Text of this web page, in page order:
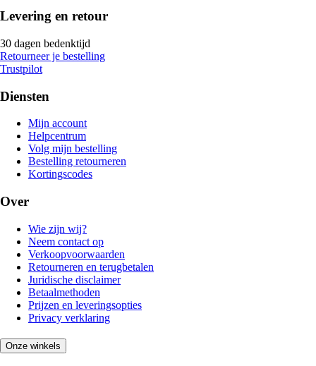
Levering en retour
30 dagen bedenktijd
Retourneer je bestelling
Trustpilot
Diensten
Mijn account
Helpcentrum
Volg mijn bestelling
Bestelling retourneren
Kortingscodes
Over
Wie zijn wij?
Neem contact op
Verkoopvoorwaarden
Retourneren en terugbetalen
Juridische disclaimer
Betaalmethoden
Prijzen en leveringsopties
Privacy verklaring
Onze winkels